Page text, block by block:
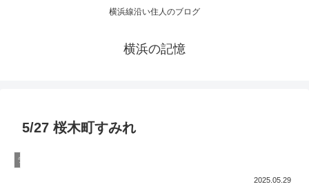
横浜線沿い住人のブログ
横浜の記憶
5/27 桜木町すみれ
ラーメン
2025.05.29